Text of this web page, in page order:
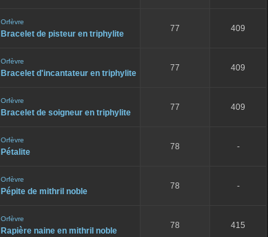
Orfèvre
Bracelet de pisteur en triphylite
77 409
Orfèvre
Bracelet d'incantateur en triphylite
77 409
Orfèvre
Bracelet de soigneur en triphylite
77 409
Orfèvre
Pétalite
78 -
Orfèvre
Pépite de mithril noble
78 -
Orfèvre
Rapière naine en mithril noble
78 415